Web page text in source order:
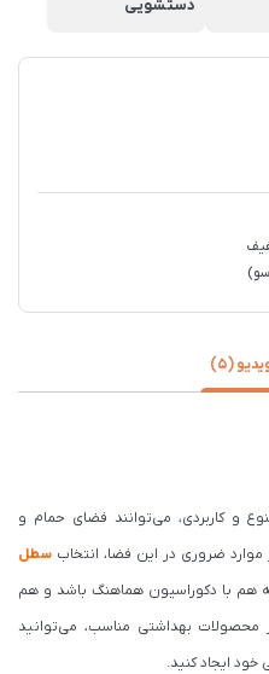
دستشويی
(5)
و کاربردی، می‌توانند فضای حمام و
موارد ضروری در این فضا، انتخاب سطل
هم با دکوراسیون هماهنگ باشد و هم
محصولات بهداشتی مناسب، می‌توانید
ایجاد کنید.